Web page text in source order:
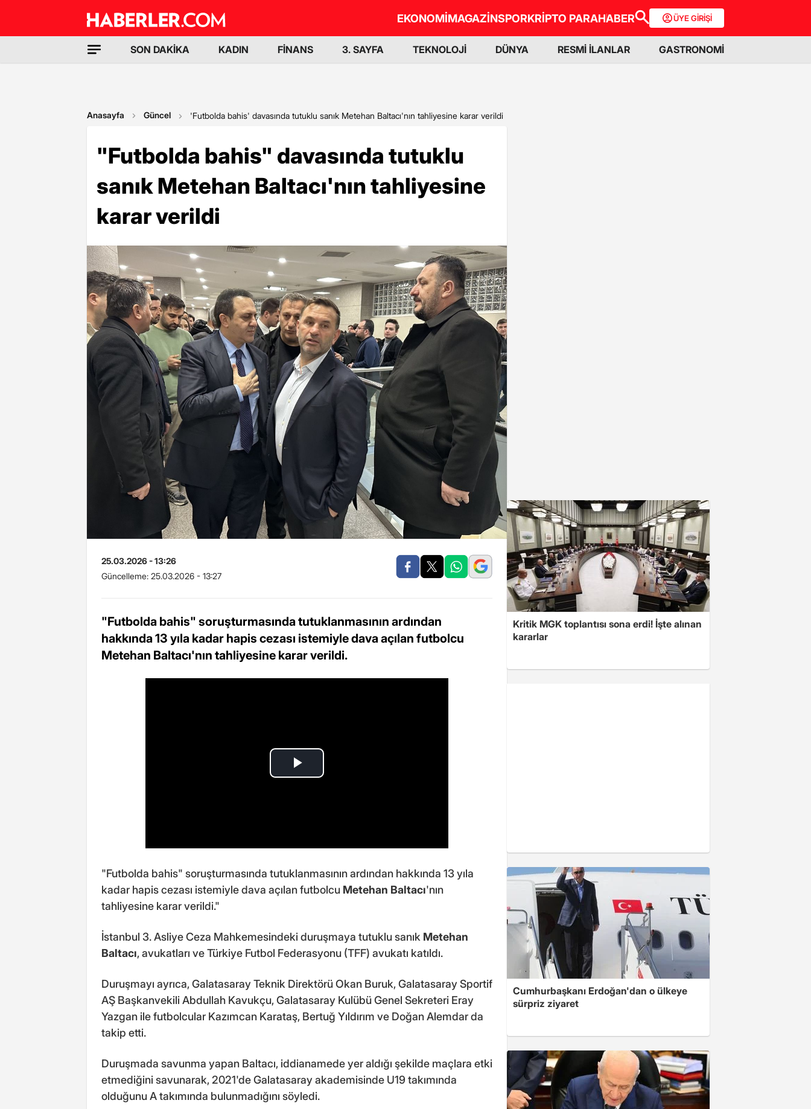
EKONOMİMAGAZİNSPORKRİPTO PARAHABER ÜYE GİRİŞİ
SON DAKİKA KADIN FİNANS 3. SAYFA TEKNOLOJİ DÜNYA RESMİ İLANLAR GASTRONOMİ
Anasayfa Güncel 'Futbolda bahis' davasında tutuklu sanık Metehan Baltacı'nın tahliyesine karar verildi
"Futbolda bahis" davasında tutuklu
sanık Metehan Baltacı'nın tahliyesine
karar verildi
25.03.2026 - 13:26
Güncelleme: 25.03.2026 - 13:27
"Futbolda bahis" soruşturmasında tutuklanmasının ardından
hakkında 13 yıla kadar hapis cezası istemiyle dava açılan futbolcu
Metehan Baltacı'nın tahliyesine karar verildi.
"Futbolda bahis" soruşturmasında tutuklanmasının ardından hakkında 13 yıla
kadar hapis cezası istemiyle dava açılan futbolcu Metehan Baltacı'nın
tahliyesine karar verildi."
İstanbul 3. Asliye Ceza Mahkemesindeki duruşmaya tutuklu sanık Metehan
Baltacı, avukatları ve Türkiye Futbol Federasyonu (TFF) avukatı katıldı.
Duruşmayı ayrıca, Galatasaray Teknik Direktörü Okan Buruk, Galatasaray Sportif
AŞ Başkanvekili Abdullah Kavukçu, Galatasaray Kulübü Genel Sekreteri Eray
Yazgan ile futbolcular Kazımcan Karataş, Bertuğ Yıldırım ve Doğan Alemdar da
takip etti.
Duruşmada savunma yapan Baltacı, iddianamede yer aldığı şekilde maçlara etki
etmediğini savunarak, 2021'de Galatasaray akademisinde U19 takımında
olduğunu A takımında bulunmadığını söyledi.
Kritik MGK toplantısı sona erdi! İşte alınan
kararlar
Cumhurbaşkanı Erdoğan'dan o ülkeye
sürpriz ziyaret